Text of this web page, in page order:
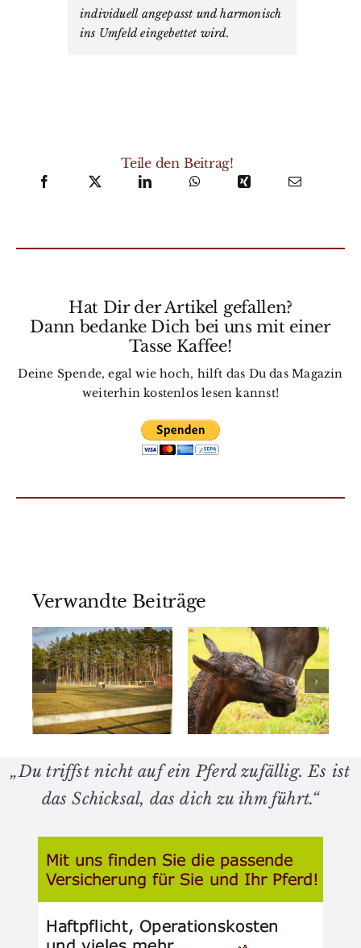
individuell angepasst und harmonisch
ins Umfeld eingebettet wird.
Teile den Beitrag!
Hat Dir der Artikel gefallen?
Dann bedanke Dich bei uns mit einer
Tasse Kaffee!
Deine Spende, egal wie hoch, hilft das Du das Magazin
weiterhin kostenlos lesen kannst!
Verwandte Beiträge
Was
Fohlen von
Anfang an
stark
Mehr als
nur Gras:
Was
freilebende
Pferde
fressen
„Du triffst nicht auf ein Pferd zufällig. Es ist
das Schicksal, das dich zu ihm führt.“